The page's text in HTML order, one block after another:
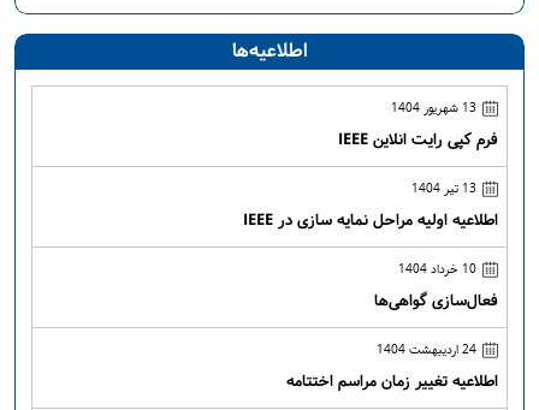
اطلاعیه‌ها
13 شهریور 1404
فرم کپی رایت انلاین IEEE
13 تیر 1404
اطلاعیه اولیه مراحل نمایه سازی در IEEE
10 خرداد 1404
فعال‌سازی گواهی‌ها
24 اردیبهشت 1404
اطلاعیه تغییر زمان مراسم اختتامه